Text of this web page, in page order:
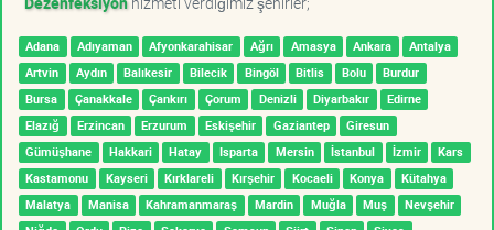
Adana Adıyaman Afyonkarahisar Ağrı Amasya Ankara
Antalya
Artvin
Aydın Balıkesir Bilecik Bingöl Bitlis Bolu
Burdur
Bursa
Çanakkale Çankırı Çorum Denizli Diyarbakır
Edirne
Elazığ
Erzincan Erzurum Eskişehir Gaziantep
Giresun
Gümüşhane
Hakkari Hatay Isparta Mersin İstanbul İzmir
Kars
Kastamonu
Kayseri Kırklareli Kırşehir Kocaeli Konya
Kütahya
Malatya
Manisa Kahramanmaraş Mardin Muğla Muş
Nevşehir